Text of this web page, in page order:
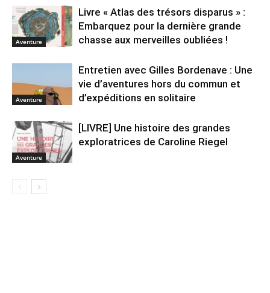
Aventure
Livre « Atlas des trésors disparus » :
Embarquez pour la dernière grande
chasse aux merveilles oubliées !
Aventure
Entretien avec Gilles Bordenave : Une
vie d’aventures hors du commun et
d’expéditions en solitaire
Aventure
[LIVRE] Une histoire des grandes
exploratrices de Caroline Riegel